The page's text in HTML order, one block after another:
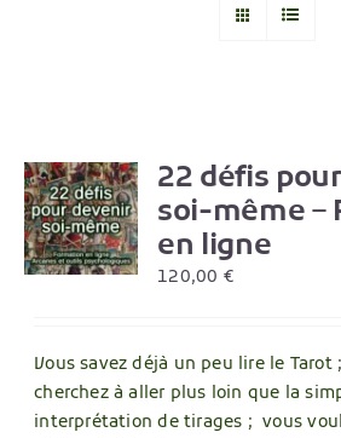
22 défis
soi-même –
en ligne
120,00 €
Vous savez déjà un peu lire le Tarot
cherchez à aller plus loin que la
interprétation de tirages ; vous